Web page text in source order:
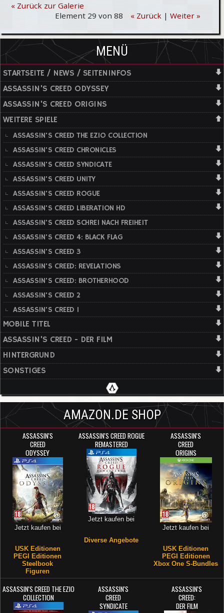
« Zurück zur Galerie
Element 29 von 88
« Zurück| Weiter »
MENÜ
STARTSEITE / NEWS / SEITENINFOS
ASSASSIN'S CREED ODYSSEY
ASSASSIN'S CREED ORIGINS
WEITERE SPIELE
ASSASSIN'S CREED THE EZIO COLLECTION
ASSASSIN'S CREED CHRONICLES
ASSASSIN'S CREED SYNDICATE
ASSASSIN'S CREED UNITY
ASSASSIN'S CREED ROGUE
ASSASSIN'S CREED LIBERATION HD
ASSASSIN'S CREED SCHREI NACH FREIHEIT
ASSASSIN'S CREED 4: BLACK FLAG
ASSASSIN'S CREED 3
ASSASSIN'S CREED: REVELATIONS
ASSASSIN'S CREED: BROTHERHOOD
ASSASSIN'S CREED 2
ASSASSIN'S CREED 1
MOBILE TITEL
ASSASSIN'S CREED - DER FILM
HINTERGRUND
SONSTIGES
AMAZON.DE SHOP
ASSASSIN'S
CREED
ODYSSEY
Jetzt kaufen bei
USK Editionen
PEGI Editionen
Steelbook
Figuren
ASSASSIN'S CREED ROGUE
REMASTERED
Jetzt kaufen bei
Diverse Angebote
ASSASSIN'S
CREED
ORIGINS
Jetzt kaufen bei
USK Editionen
PEGI Editionen
Xbox One S-Bundles
ASSASSIN'S CREED THE EZIO
COLLECTION
ASSASSIN'S
CREED
SYNDICATE
ASSASSIN'S
CREED:
DER FILM